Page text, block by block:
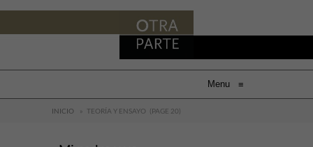
Menu ≡
INICIO » TEORÍA Y ENSAYO (PAGE 20)